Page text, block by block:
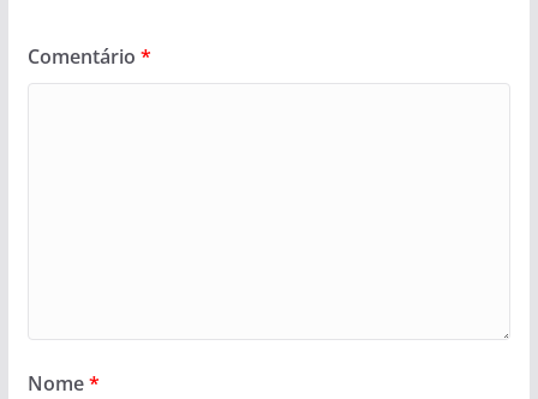
Comentário *
Nome*